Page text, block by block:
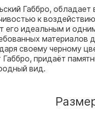
Габбро,
к
его идеальным и
материалов
своему черному
Габбро, придаёт
вид.